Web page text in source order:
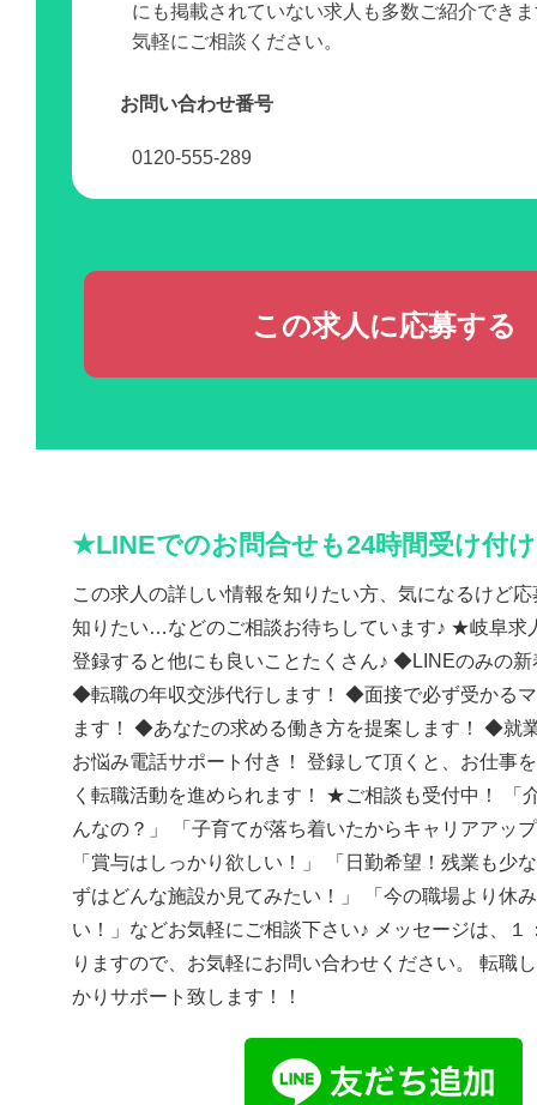
にも掲載されていない求人も多数ご紹介でき
気軽にご相談ください。
お問い合わせ番号
0120-555-289
この求人に応募する
★LINEでのお問合せも24時間受け付
この求人の詳しい情報を知りたい方、気になるけど
知りたい…などのご相談お待ちしています♪ ★岐阜求
登録すると他にも良いことたくさん♪ ◆LINEのみの
◆転職の年収交渉代行します！ ◆面接で必ず受かる
ます！ ◆あなたの求める働き方を提案します！ ◆就
お悩み電話サポート付き！ 登録して頂くと、お仕事
く転職活動を進められます！ ★ご相談も受付中！ 「
んなの？」 「子育てが落ち着いたからキャリアアッ
「賞与はしっかり欲しい！」 「日勤希望！残業も少
ずはどんな施設か見てみたい！」 「今の職場より休
い！」などお気軽にご相談下さい♪ メッセージは、１
りますので、お気軽にお問い合わせください。 転職
かりサポート致します！！